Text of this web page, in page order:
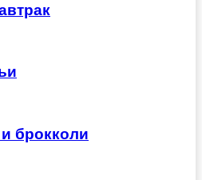
брокколи